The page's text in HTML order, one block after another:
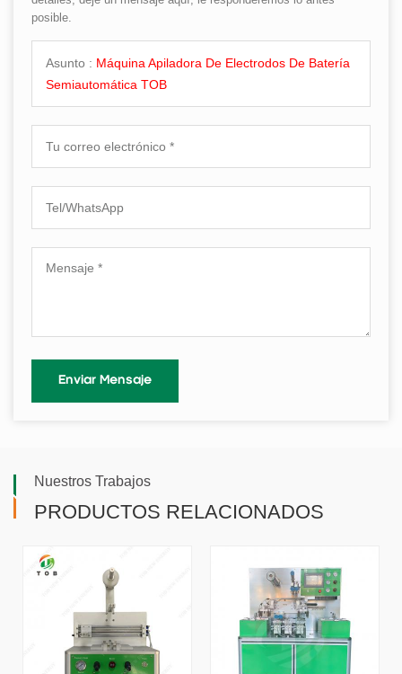
posible.
Asunto : Máquina Apiladora De Electrodos De Batería
Semiautomática TOB
Nuestros Trabajos
PRODUCTOS RELACIONADOS